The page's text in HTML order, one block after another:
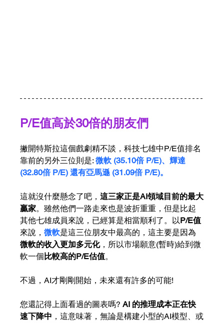
P/E值高於30倍的朋友們
撇開特斯拉這個戲劇精不談，科技七雄中P/E值排名
靠前的另外三位則是: 微軟 (35.10倍 P/E)、輝達
(32.80倍 P/E) 還有亞馬遜 (31.09倍 P/E)。
這就沒什麼懸念了吧，這三家正是AI領域目前的最大
贏家。雖然他們一路走來也是波折重重，但是比起
其他七雄成員來說，已經算是相當順利了。以P/E值
來說，微軟是這三位朋友中最高的，這主要是因為
微軟的收入更加多元化，所以市場願意(暫時)給到微
軟一個 比較高的P/E估值。
不過，AI才剛剛開始，未來還有許多的可能!
您還記得上面看過的圖表嗎? AI 的推理成本正在快
速下降中 ，這意味著，無論是構建小型的AI模型、或